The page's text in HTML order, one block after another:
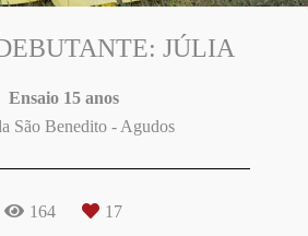
JÚLIA
Ensaio 15 anos
São Benedito - Agudos
164 17